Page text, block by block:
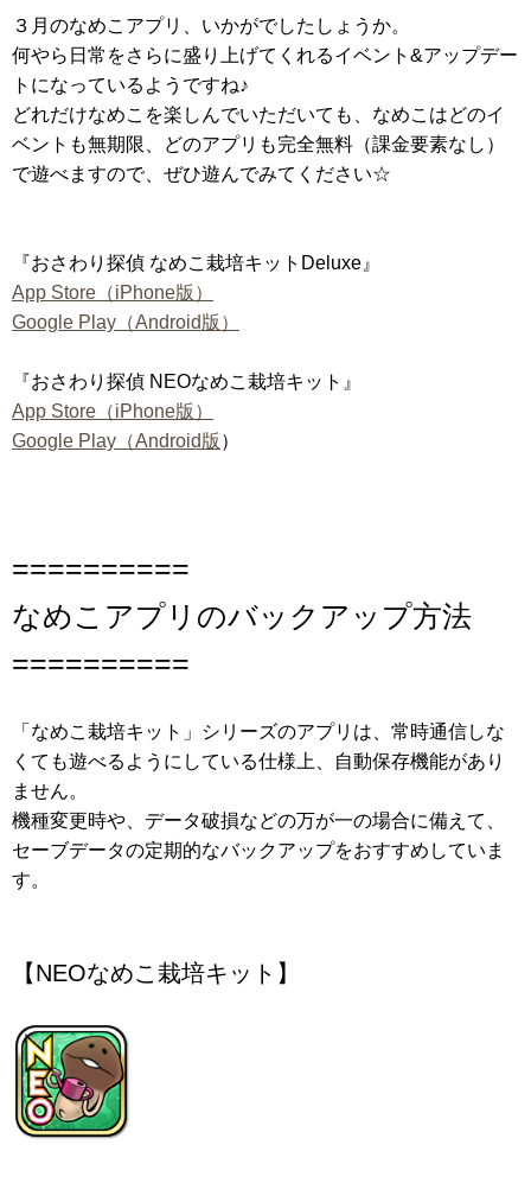
３月のなめこアプリ、いかがでしたしょうか。
何やら日常をさらに盛り上げてくれるイベント&アップデー
トになっているようですね♪
どれだけなめこを楽しんでいただいても、なめこはどのイ
ベントも無期限、どのアプリも完全無料（課金要素なし）
で遊べますので、ぜひ遊んでみてください☆
『おさわり探偵 なめこ栽培キットDeluxe』
App Store（iPhone版）
Google Play（Android版）
『おさわり探偵 NEOなめこ栽培キット』
App Store（iPhone版）
Google Play（Android版 ）
==========
なめこアプリのバックアップ方法
==========
「なめこ栽培キット」シリーズのアプリは、常時通信しな
くても遊べるようにしている仕様上、自動保存機能があり
ません。
機種変更時や、データ破損などの万が一の場合に備えて、
セーブデータの定期的なバックアップをおすすめしていま
す。
【NEOなめこ栽培キット】